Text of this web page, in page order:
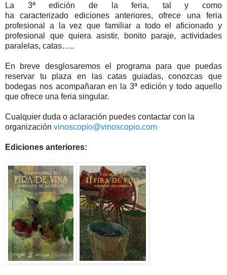
La 3ª edición de la feria, tal y como
ha caracterizado ediciones anteriores, ofrece una feria
profesional a la vez que familiar a todo el aficionado y
profesional que quiera asistir, bonito paraje, actividades
paralelas, catas…..
En breve desglosaremos el programa para que puedas
reservar tu plaza en las catas guiadas, conozcas que
bodegas nos acompañaran en la 3ª edición y todo aquello
que ofrece una feria singular.
Cualquier duda o aclaración puedes contactar con la
organización vinoscopio@vinoscopio.com
Ediciones anteriores: